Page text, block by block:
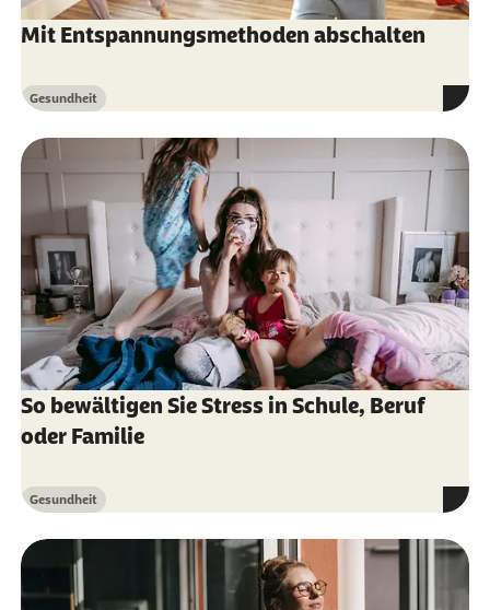
Torbjörn Åkerstedt (Abruf vom 21.01.2025):
Psychosocial stress and impaired sleep
Mit Entspannungsmethoden abschalten
Kategorie
Gesundheit
So bewältigen Sie Stress in Schule, Beruf
oder Familie
Kategorie
Gesundheit